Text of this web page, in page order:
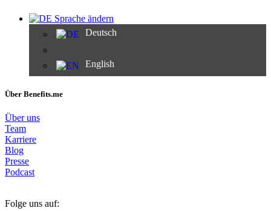
Sprache ändern
Deutsch
English
Über Benefits.me
Über uns
Team
Karriere
Blog
Presse
Podcast
Folge uns auf: